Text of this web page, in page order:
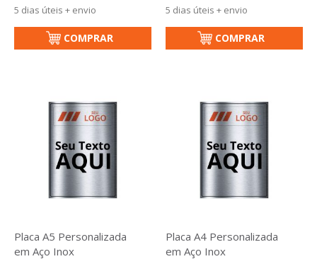
5 dias úteis + envio
COMPRAR
5 dias úteis + envio
COMPRAR
Placa A5 Personalizada
em Aço Inox
Placa A4 Personalizada
em Aço Inox